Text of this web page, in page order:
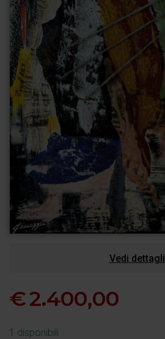
Vedi dettagli
€2.400,00
1 disponibili